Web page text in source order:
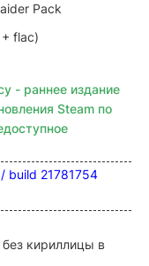
Pack
flac)
- раннее издание
Steam по
build 21781754
кириллицы в